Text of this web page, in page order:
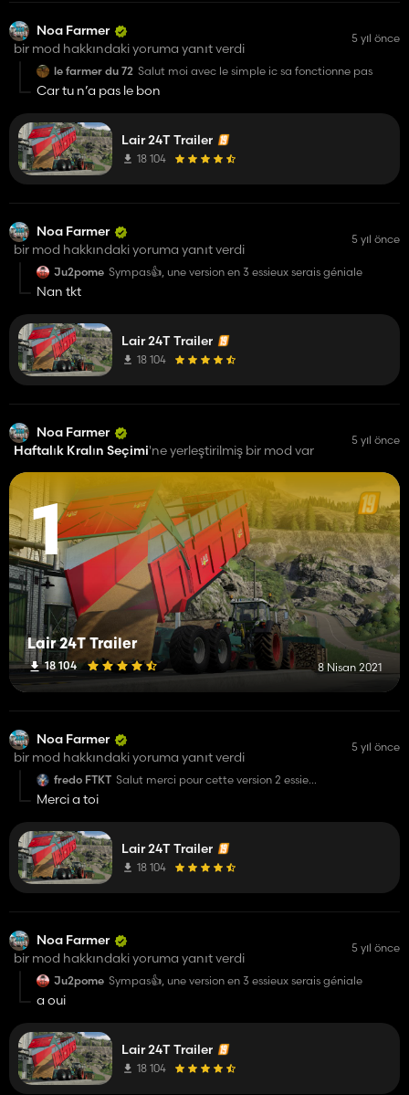
Noa Farmer
bir mod hakkındaki yoruma yanıt verdi
5 yıl önce
le farmer du 72 Salut moi avec le simple ic sa fonctionne pas
Car tu n’a pas le bon
Lair 24T Trailer
18 104
Noa Farmer
bir mod hakkındaki yoruma yanıt verdi
5 yıl önce
Ju2pome Sympas👍, une version en 3 essieux serais géniale
Nan tkt
Lair 24T Trailer
18 104
Noa Farmer
Haftalık Kralın Seçimi'ne yerleştirilmiş bir mod var
5 yıl önce
1
Lair 24T Trailer
18 104 8 Nisan 2021
Noa Farmer
bir mod hakkındaki yoruma yanıt verdi
5 yıl önce
fredo FTKT Salut merci pour cette version 2 essieu
Merci a toi
Lair 24T Trailer
18 104
Noa Farmer
bir mod hakkındaki yoruma yanıt verdi
5 yıl önce
Ju2pome Sympas👍, une version en 3 essieux serais géniale
a oui
Lair 24T Trailer
18 104